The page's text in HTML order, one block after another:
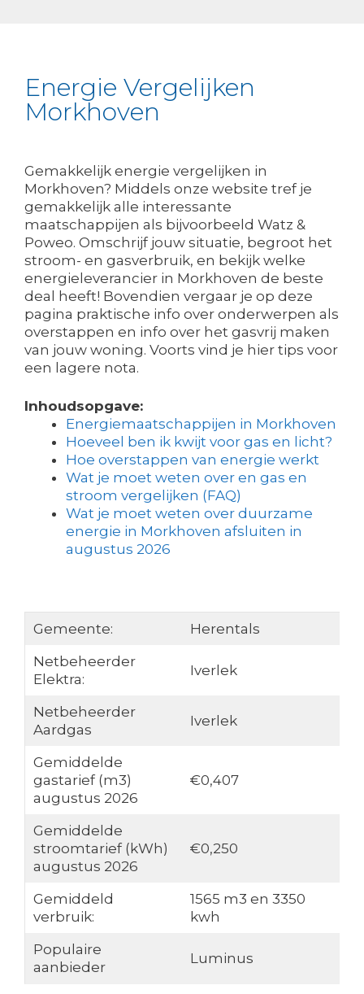
Energie Vergelijken
Morkhoven
Gemakkelijk energie vergelijken in
Morkhoven? Middels onze website tref je
gemakkelijk alle interessante
maatschappijen als bijvoorbeeld Watz &
Poweo. Omschrijf jouw situatie, begroot het
stroom- en gasverbruik, en bekijk welke
energieleverancier in Morkhoven de beste
deal heeft! Bovendien vergaar je op deze
pagina praktische info over onderwerpen als
overstappen en info over het gasvrij maken
van jouw woning. Voorts vind je hier tips voor
een lagere nota.
Inhoudsopgave:
Energiemaatschappijen in Morkhoven
Hoeveel ben ik kwijt voor gas en licht?
Hoe overstappen van energie werkt
Wat je moet weten over en gas en
stroom vergelijken (FAQ)
Wat je moet weten over duurzame
energie in Morkhoven afsluiten in
augustus 2026
Gemeente:
Herentals
Netbeheerder
Elektra:
Iverlek
Netbeheerder
Aardgas
Iverlek
Gemiddelde
gastarief (m3)
augustus 2026
€0,407
Gemiddelde
stroomtarief (kWh)
augustus 2026
€0,250
Gemiddeld
verbruik:
1565 m3 en 3350
kwh
Populaire
aanbieder
Luminus